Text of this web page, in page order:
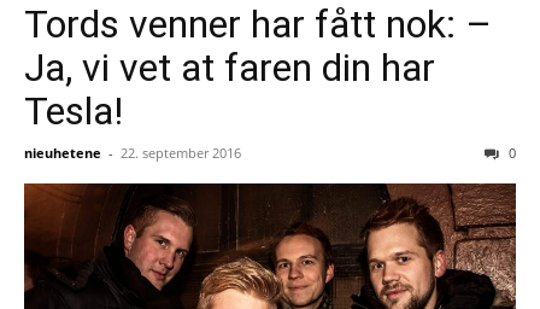
Tords venner har fått nok: –
Ja, vi vet at faren din har
Tesla!
nieuhetene - 22. september 2016 0